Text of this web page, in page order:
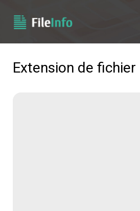
Extension de fichier